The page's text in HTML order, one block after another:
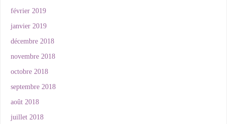
février 2019
janvier 2019
décembre 2018
novembre 2018
octobre 2018
septembre 2018
août 2018
juillet 2018